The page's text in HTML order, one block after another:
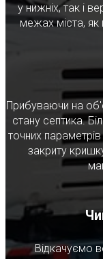
у нижніх, так і
межах міста, як
Прибуваючи на
стану септика.
точних
закриту
Відкачуємо